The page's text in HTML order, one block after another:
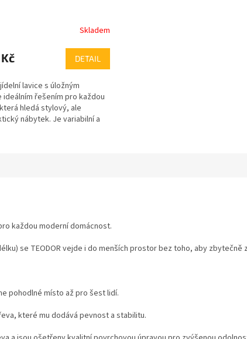
Skladem
DETAIL
lavice s úložným
řešením pro každou
hledá stylový, ale
nábytek. Je variabilní a
každou moderní domácnost.
se TEODOR vejde i do menších prostor bez toho, aby zbytečně
pohodlné místo až pro šest lidí.
které mu dodává pevnost a stabilitu.